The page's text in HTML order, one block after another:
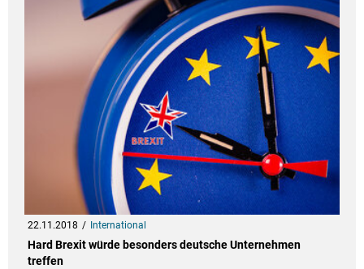
22.11.2018 International
Hard Brexit würde besonders deutsche Unternehmen
treffen